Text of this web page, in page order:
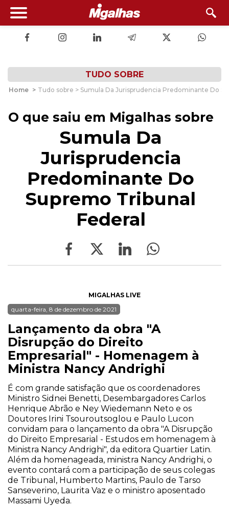
TUDO SOBRE
Home > Tudo sobre > Sumula Da Jurisprudencia Predominante Do
O que saiu em Migalhas sobre
Sumula Da
Jurisprudencia
Predominante Do
Supremo Tribunal
Federal
MIGALHAS LIVE
quarta-feira, 8 de dezembro de 2021
Lançamento da obra "A
Disrupção do Direito
Empresarial" - Homenagem à
Ministra Nancy Andrighi
É com grande satisfação que os coordenadores
Ministro Sidnei Benetti, Desembargadores Carlos
Henrique Abrão e Ney Wiedemann Neto e os
Doutores Irini Tsouroutsoglou e Paulo Lucon
convidam para o lançamento da obra "A Disrupção
do Direito Empresarial - Estudos em homenagem à
Ministra Nancy Andrighi", da editora Quartier Latin.
Além da homenageada, ministra Nancy Andrighi, o
evento contará com a participação de seus colegas
de Tribunal, Humberto Martins, Paulo de Tarso
Sanseverino, Laurita Vaz e o ministro aposentado
Massami Uyeda.